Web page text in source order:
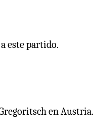
a este partido.
en Austria.